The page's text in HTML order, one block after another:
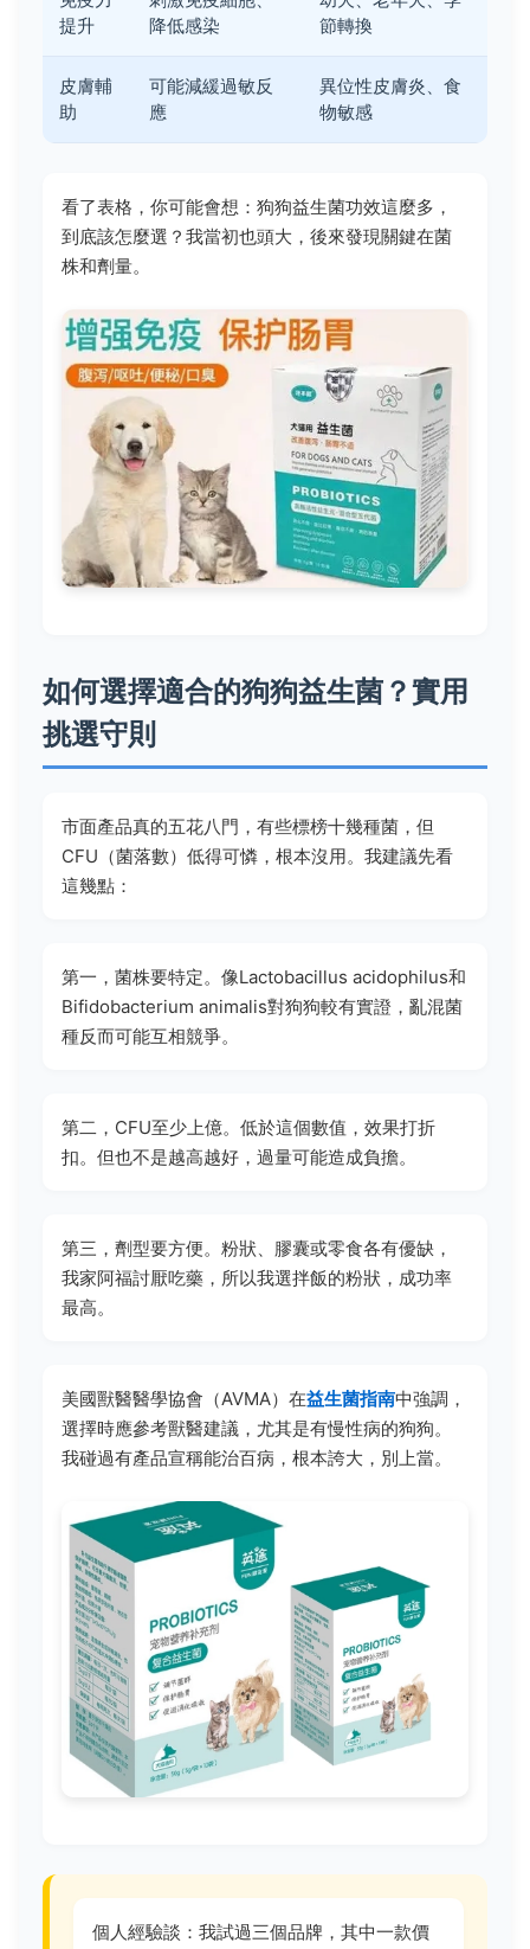
提升
降低感染
節轉換
皮膚輔
助
可能減緩過敏反
應
異位性皮膚炎、食
物敏感
看了表格，你可能會想：狗狗益生菌功效這麼多，
到底該怎麼選？我當初也頭大，後來發現關鍵在菌
株和劑量。
如何選擇適合的狗狗益生菌？實用
挑選守則
市面產品真的五花八門，有些標榜十幾種菌，但
CFU（菌落數）低得可憐，根本沒用。我建議先看
這幾點：
第一，菌株要特定。像Lactobacillus acidophilus和
Bifidobacterium animalis對狗狗較有實證，亂混菌
種反而可能互相競爭。
第二，CFU至少上億。低於這個數值，效果打折
扣。但也不是越高越好，過量可能造成負擔。
第三，劑型要方便。粉狀、膠囊或零食各有優缺，
我家阿福討厭吃藥，所以我選拌飯的粉狀，成功率
最高。
美國獸醫醫學協會（AVMA）在益生菌指南中強調，
選擇時應參考獸醫建議，尤其是有慢性病的狗狗。
我碰過有產品宣稱能治百病，根本誇大，別上當。
個人經驗談：我試過三個品牌，其中一款價